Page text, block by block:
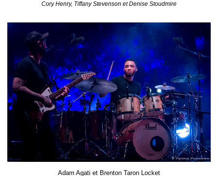
Cory Henry, Tiffany Stevenson et Denise Stoudmire
Adam Agati et Brenton Taron Locket